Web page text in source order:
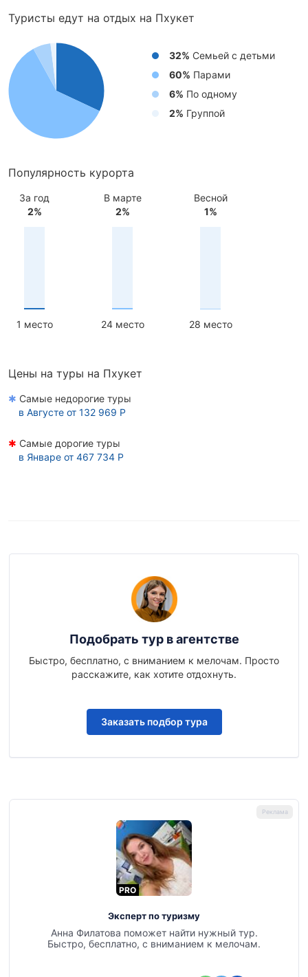
Туристы едут на отдых на Пхукет
32% Cемьей с детьми
60% Парами
6% По одному
2% Группой
Популярность курорта
За год
2%
1 место
В марте
2%
24 место
Весной
1%
28 место
Цены на туры на Пхукет
✱ Самые недорогие туры
в Августе от 132 969 Р
✱ Самые дорогие туры
в Январе от 467 734 Р
Подобрать тур в агентстве
Быстро, бесплатно, с вниманием к мелочам. Просто
расскажите, как хотите отдохнуть.
Заказать подбор тура
PRO
Эксперт по туризму
Анна Филатова поможет найти нужный тур.
Быстро, бесплатно, с вниманием к мелочам.